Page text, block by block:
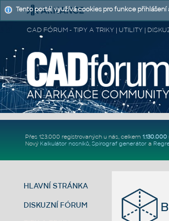
CAD FÓRUM - TIPY A TRIKY | UTILITY |
Přes 123.000 registrovaných u nás, celkem 1.130.000
Nový Kalkulátor nosníků, Spirograf generátor a
HLAVNÍ STRÁNKA
DISKUZNÍ FÓRUM
Tento portál využívá cookies pro funkce